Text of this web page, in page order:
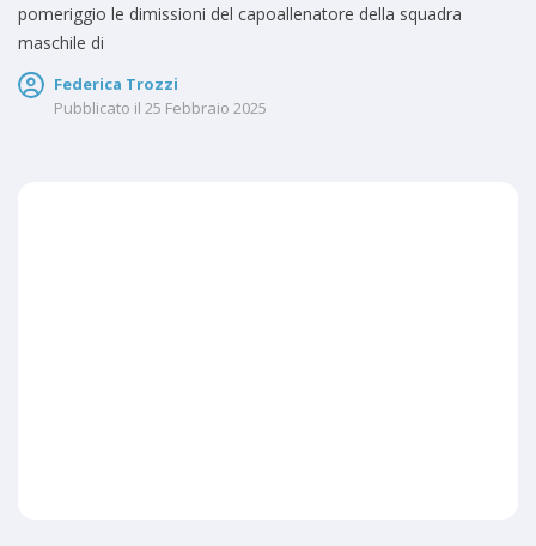
pomeriggio le dimissioni del capoallenatore della squadra
maschile di
Federica Trozzi
Pubblicato il 25 Febbraio 2025